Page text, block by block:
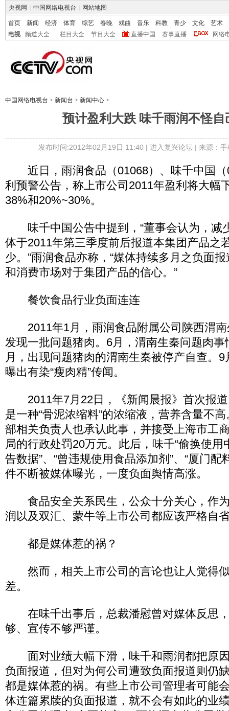
央视网 中国网络电视台 网站地图
首页 新闻 经济 体育 综艺 春晚 戏曲 音乐 科教 青少 文化
艺术
电视
频道大全 栏目大全 节目大全 直播中国 赛事直播 网络
中国网络电视台 > 新闻台 > 新闻中心 >
预计盈利大跌 味千雨润不怪自
发布时间:2012年02月19日 11:40 | 进入复兴论坛| 来源：
近日，雨润食品（01068）、味千中国（
利预警公告，称上市公司2011年盈利将大幅
38%和20%~30%。
味千中国公告中提到，“董事会认为，减
体于2011年第三季度前后报道本集团产品之
少。”雨润食品亦称，“媒体持续多月之负面
和消费市场对于集团产品的信心。”
餐饮食品行业负面连连
2011年1月，雨润食品附属公司陕西渭南
发现一批问题猪肉。6月，渭南生秦问题肉
月，出现问题猪肉的渭南生秦被停产自查。
曝出有染“瘦肉精”传闻。
2011年7月22日，《新闻晨报》首次报道
是一种“骨泥浓缩料”的浓缩液，营养含量不
部相关负责人也承认此事，并接受上海市工
局的行政处罚20万元。此后，味千“偷换使
告数据”、“曾违规使用食品添加剂”、“厦门配
件不断被媒体曝光，一度负面舆情高涨。
食品安全关系民生，公众十分关心，作
润以及双汇、蒙牛等上市公司都应该严格自
都是媒体惹的祸？
然而，相关上市公司的言论也让人觉得
差。
在味千出事后，总裁潘慰曾对媒体反思
够、宣传不够严谨。
面对业绩大幅下滑，味千和雨润都把原
负面报道，但对为何公司遭致负面报道则仍
都是媒体惹的祸。有些上市公司管理者可能
体连篇累牍的负面报道，就不会有如此的业